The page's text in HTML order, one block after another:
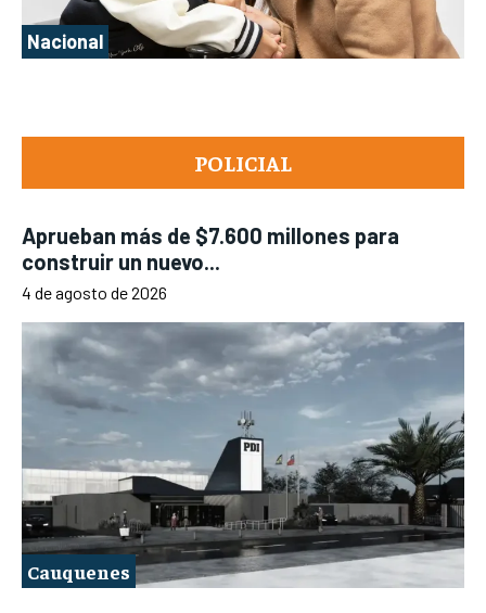
POLICIAL
Aprueban más de $7.600 millones para
construir un nuevo...
4 de agosto de 2026
Cauquenes
Nacional